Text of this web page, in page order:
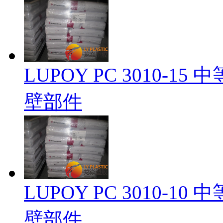
LUPOY PC 3010-15
壁部件
LUPOY PC 3010-10